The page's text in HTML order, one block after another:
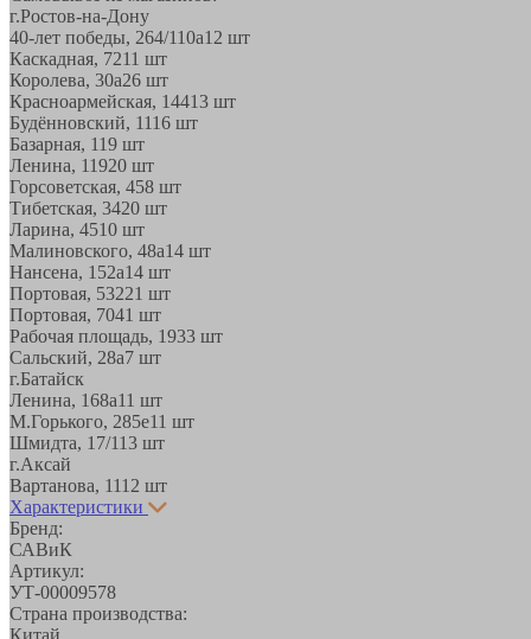
г.Ростов-на-Дону
40-лет победы, 264/110а12 шт
Каскадная, 7211 шт
Королева, 30а26 шт
Красноармейская, 14413 шт
Будённовский, 1116 шт
Базарная, 119 шт
Ленина, 11920 шт
Горсоветская, 458 шт
Тибетская, 3420 шт
Ларина, 4510 шт
Малиновского, 48а14 шт
Нансена, 152а14 шт
Портовая, 53221 шт
Портовая, 7041 шт
Рабочая площадь, 1933 шт
Сальский, 28a7 шт
г.Батайск
Ленина, 168а11 шт
М.Горького, 285е11 шт
Шмидта, 17/113 шт
г.Аксай
Вартанова, 1112 шт
Характеристики
Бренд:
САВиК
Артикул:
УТ-00009578
Страна производства:
Китай